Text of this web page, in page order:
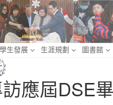
學生發展 生涯規劃 圖書館
應屆DSE